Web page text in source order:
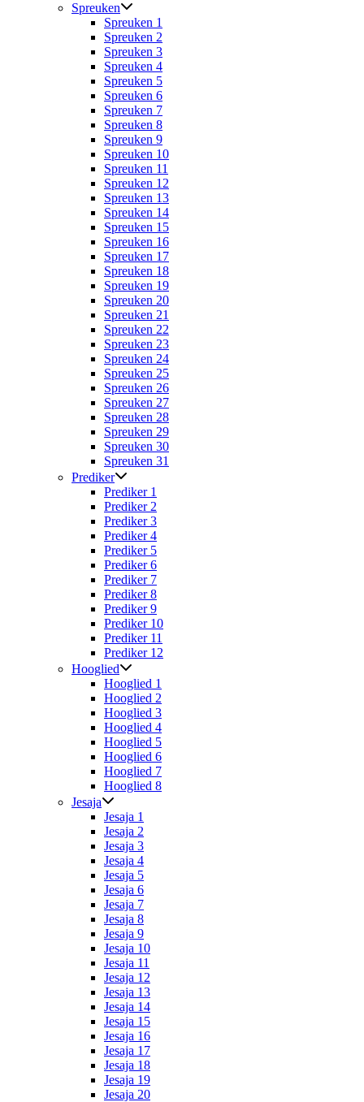
Spreuken
Spreuken 1
Spreuken 2
Spreuken 3
Spreuken 4
Spreuken 5
Spreuken 6
Spreuken 7
Spreuken 8
Spreuken 9
Spreuken 10
Spreuken 11
Spreuken 12
Spreuken 13
Spreuken 14
Spreuken 15
Spreuken 16
Spreuken 17
Spreuken 18
Spreuken 19
Spreuken 20
Spreuken 21
Spreuken 22
Spreuken 23
Spreuken 24
Spreuken 25
Spreuken 26
Spreuken 27
Spreuken 28
Spreuken 29
Spreuken 30
Spreuken 31
Prediker
Prediker 1
Prediker 2
Prediker 3
Prediker 4
Prediker 5
Prediker 6
Prediker 7
Prediker 8
Prediker 9
Prediker 10
Prediker 11
Prediker 12
Hooglied
Hooglied 1
Hooglied 2
Hooglied 3
Hooglied 4
Hooglied 5
Hooglied 6
Hooglied 7
Hooglied 8
Jesaja
Jesaja 1
Jesaja 2
Jesaja 3
Jesaja 4
Jesaja 5
Jesaja 6
Jesaja 7
Jesaja 8
Jesaja 9
Jesaja 10
Jesaja 11
Jesaja 12
Jesaja 13
Jesaja 14
Jesaja 15
Jesaja 16
Jesaja 17
Jesaja 18
Jesaja 19
Jesaja 20